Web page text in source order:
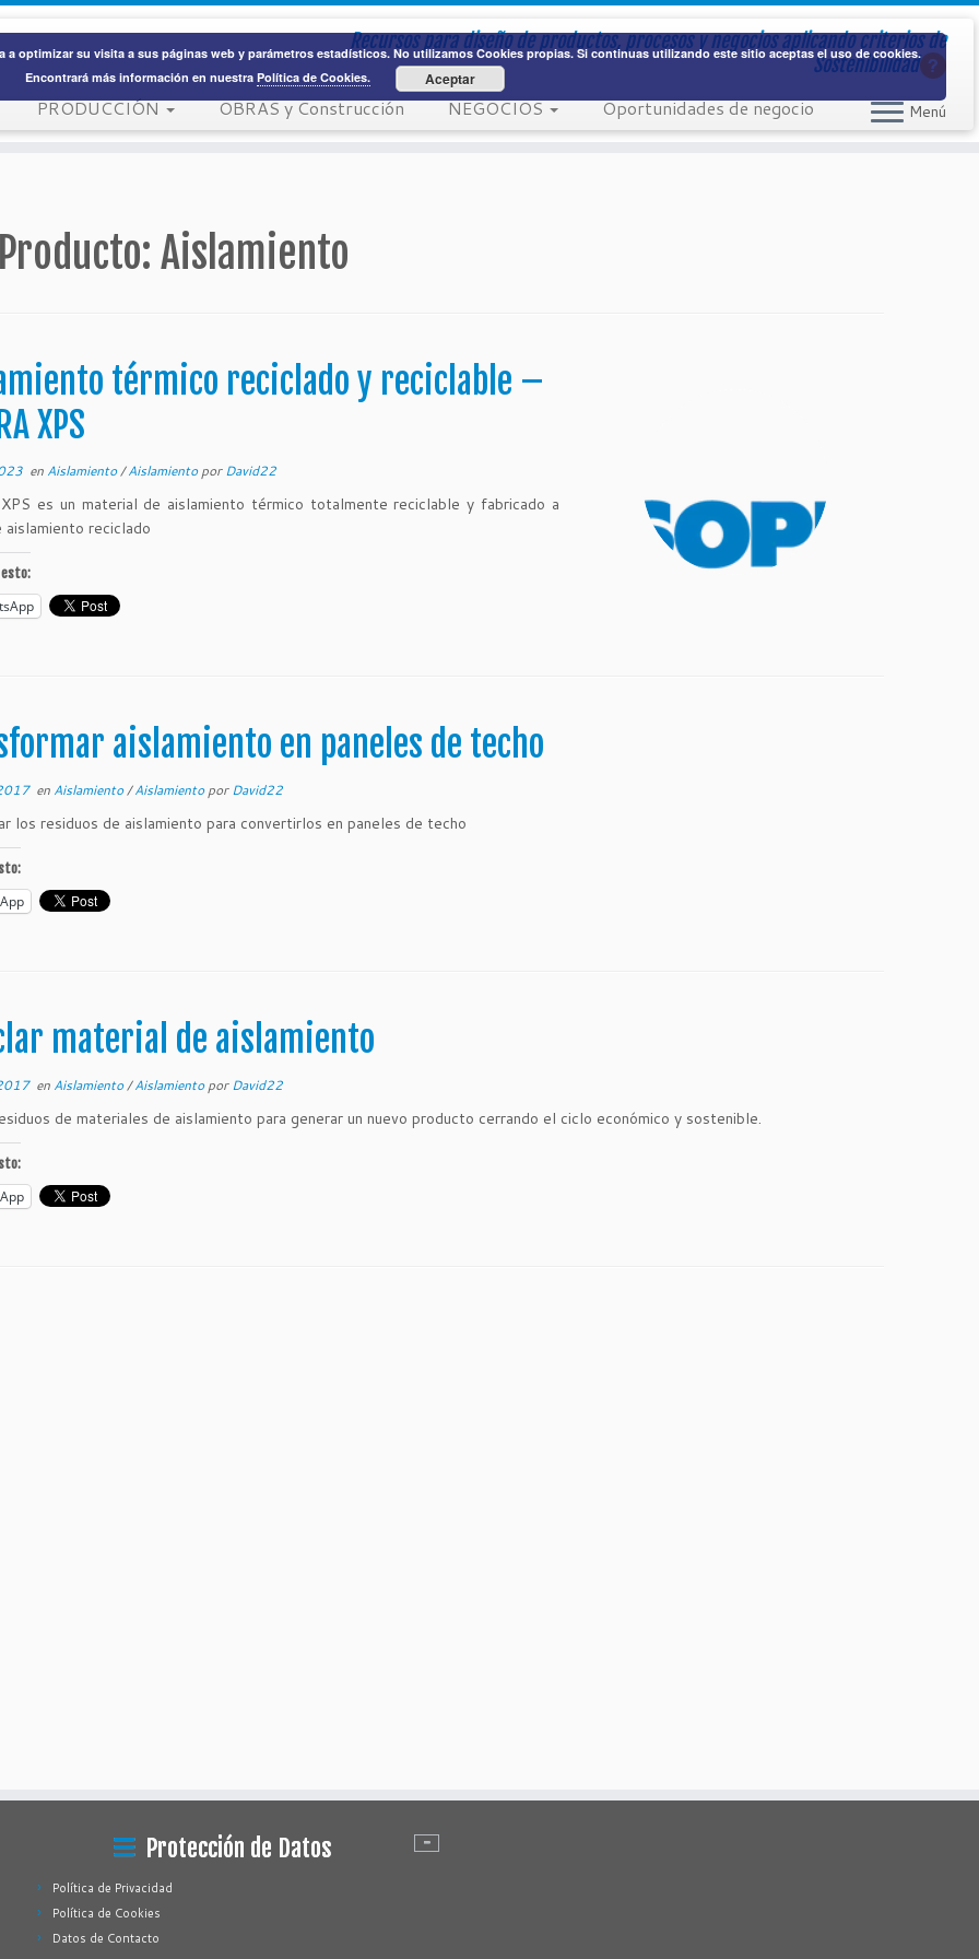
Recursos para diseño de productos, procesos y negocios aplicandocriterios de
Sostenibilidad
Menú
PRODUCCIÓN OBRAS y Construcción NEGOCIOS Oportunidades de negocio
Aislamiento
térmico reciclado y reciclable –
XPS
en Aislamiento/AislamientoporDavid22
XPS es un material de aislamiento térmico totalmente reciclable y fabricado a
aislamiento reciclado
aislamiento en paneles de techo
en Aislamiento/AislamientoporDavid22
los residuos de aislamiento para convertirlos en paneles de techo
material de aislamiento
en Aislamiento/AislamientoporDavid22
de materiales de aislamiento para generar un nuevo producto cerrando el ciclo económico y sostenible.
Protección de Datos
Política de Privacidad
Política de Cookies
Datos de Contacto
optimizar su visita a sus páginas web y parámetros estadísticos. No utilizamos Cookies propias. Si continuas utilizando este sitio aceptas el uso de cookies.
Encontrará más información en nuestraPolítica de Cookies. Aceptar